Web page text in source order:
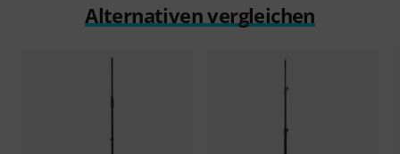
Alternativen vergleichen